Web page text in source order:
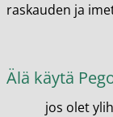
raskauden ja
Älä käytä
jos olet